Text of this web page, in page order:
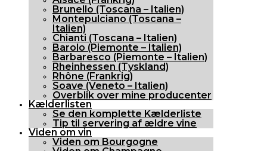
Brunello (Toscana – Italien)
Montepulciano (Toscana –
Italien)
Chianti (Toscana – Italien)
Barolo (Piemonte – Italien)
Barbaresco (Piemonte – Italien)
Rheinhessen (Tyskland)
Rhône (Frankrig)
Soave (Veneto – Italien)
Overblik over mine producenter
Kælderlisten
Se den komplette Kælderliste
Tip til servering af ældre vine
Viden om vin
Viden om Bourgogne